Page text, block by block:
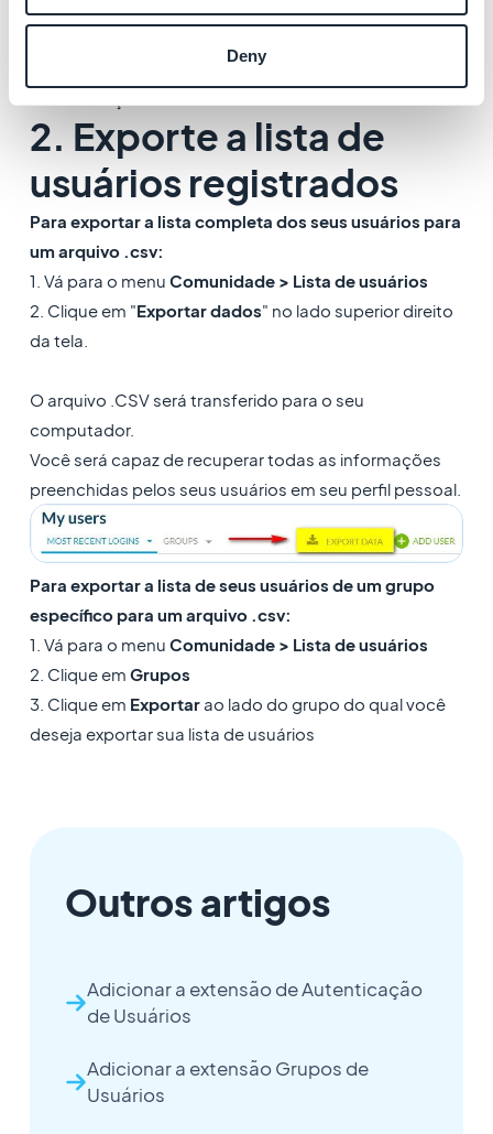
Deny
Nota: somente os "Administradores" do seu projeto
"Usuário" ao seu back office não receberão o e-mail
2. Exporte a lista de
usuários registrados
Para exportar a lista completa dos seus usuários para
um arquivo .csv:
1. Vá para o menu Comunidade > Lista de usuários
2. Clique em "Exportar dados" no lado superior direito
da tela.
O arquivo .CSV será transferido para o seu
computador.
Você será capaz de recuperar todas as informações
preenchidas pelos seus usuários em seu perfil pessoal.
Para exportar a lista de seus usuários de um grupo
específico para um arquivo .csv:
1. Vá para o menu Comunidade > Lista de usuários
2. Clique em Grupos
3. Clique em Exportarao lado do grupo do qual você
deseja exportar sua lista de usuários
Outros artigos
Adicionar a extensão de Autenticação
de Usuários
Adicionar a extensão Grupos de
Usuários